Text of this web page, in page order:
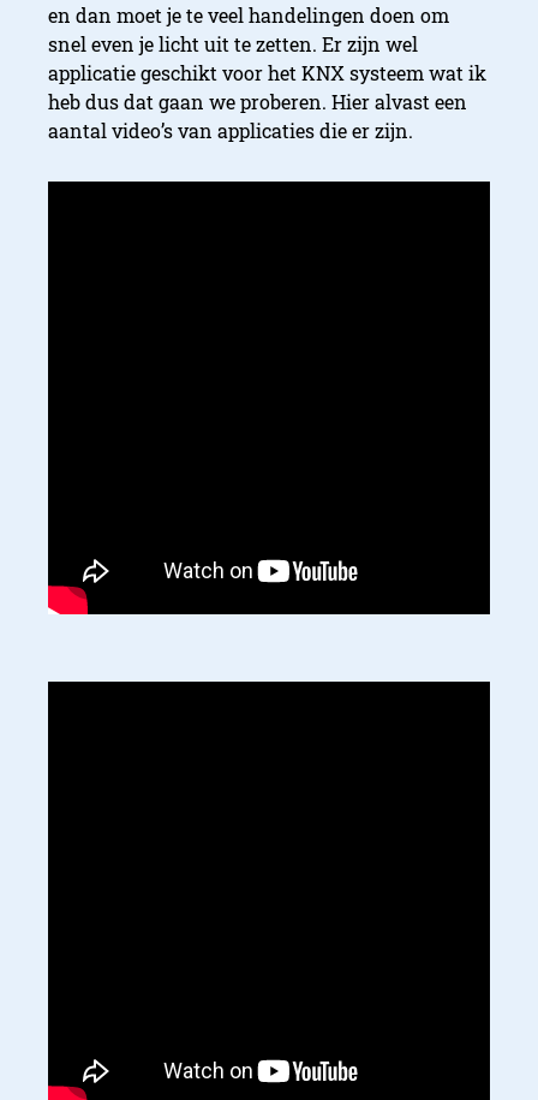
en dan moet je te veel handelingen doen om
snel even je licht uit te zetten. Er zijn wel
applicatie geschikt voor het KNX systeem wat ik
heb dus dat gaan we proberen. Hier alvast een
aantal video’s van applicaties die er zijn.